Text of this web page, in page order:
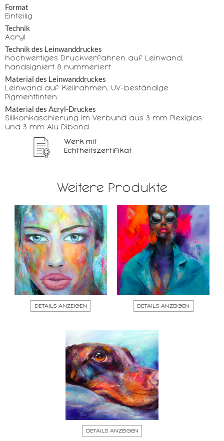
Format
Einteilig
Technik
Acryl
Technik des Leinwanddruckes
hochwertiges Druckverfahren auf Leinwand,
handsigniert & nummeriert
Material des Leinwanddruckes
Leinwand auf Keilrahmen, UV-beständige
Pigmenttinten
Material des Acryl-Druckes
Silikonkaschierung im Verbund aus 3 mm Plexiglas
und 3 mm Alu Dibond
Werk mit
Echtheitszertifikat
Weitere Produkte
DETAILS ANZEIGEN DETAILS ANZEIGEN
DETAILS ANZEIGEN